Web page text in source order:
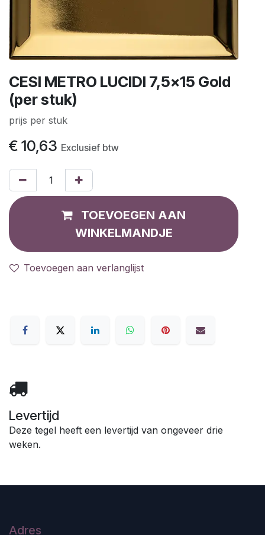
CESI METRO LUCIDI 7,5x15 Gold
(per stuk)
prijs per stuk
€ 10,63 Exclusief btw
TOEVOEGEN AAN
WINKELMANDJE
Toevoegen aan verlanglijst
Levertijd
Deze tegel heeft een levertijd van ongeveer drie
weken.
Adres